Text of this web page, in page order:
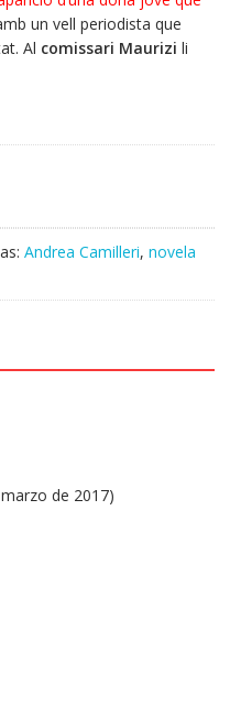
un vell periodista que
Al comissari Maurizi li
Andrea Camilleri, novela
de 2017)